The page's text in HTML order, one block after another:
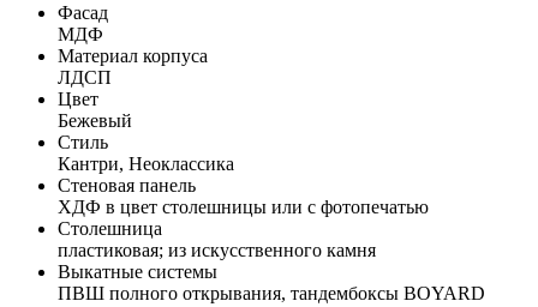
Фасад
МДФ
Материал корпуса
ЛДСП
Цвет
Бежевый
Стиль
Кантри, Неоклассика
Стеновая панель
ХДФ в цвет столешницы или с фотопечатью
Столешница
пластиковая; из искусственного камня
Выкатные системы
ПВШ полного открывания, тандембоксы BOYARD